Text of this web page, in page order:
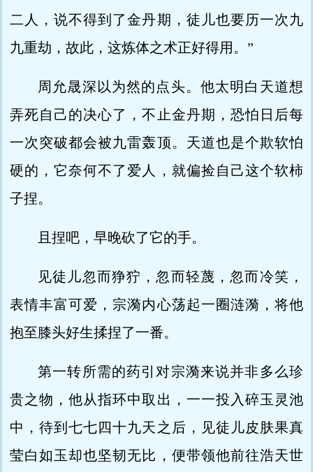
二人，说不得到了金丹期，徒儿也要历一次九
九重劫，故此，这炼体之术正好得用。”
周允晟深以为然的点头。他太明白天道想
弄死自己的决心了，不止金丹期，恐怕日后每
一次突破都会被九雷轰顶。天道也是个欺软怕
硬的，它奈何不了爱人，就偏捡自己这个软柿
子捏。
且捏吧，早晚砍了它的手。
见徒儿忽而狰狞，忽而轻蔑，忽而冷笑，
表情丰富可爱，宗漪内心荡起一圈涟漪，将他
抱至膝头好生揉捏了一番。
第一转所需的药引对宗漪来说并非多么珍
贵之物，他从指环中取出，一一投入碎玉灵池
中，待到七七四十九天之后，见徒儿皮肤果真
莹白如玉却也坚韧无比，便带领他前往浩天世